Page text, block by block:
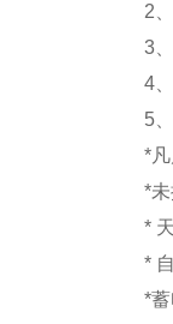
2
3
4
5
*
*
*
*
*蓄